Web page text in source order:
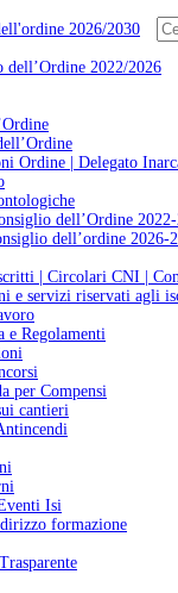
2026/2030
2022/2026
Ordine | Delegato
dell’Ordine
dell’ordine 2026-
| Circolari CNI |
e servizi riservati agli
e Regolamenti
per Compensi
cantieri
Isi
formazione